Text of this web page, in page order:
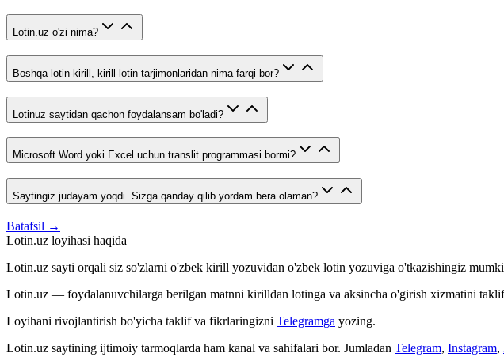
Lotin.uz o'zi nima?
Boshqa lotin-kirill, kirill-lotin tarjimonlaridan nima farqi bor?
Lotinuz saytidan qachon foydalansam bo'ladi?
Microsoft Word yoki Excel uchun translit programmasi bormi?
Saytingiz judayam yoqdi. Sizga qanday qilib yordam bera olaman?
Batafsil →
Lotin.uz loyihasi haqida
Lotin.uz sayti orqali siz so'zlarni o'zbek kirill yozuvidan o'zbek lotin yozuviga o'tkazishingiz
Lotin.uz — foydalanuvchilarga berilgan matnni kirilldan lotinga va aksincha o'girish xizmatini
Loyihani rivojlantirish bo'yicha taklif va fikrlaringizni Telegramga yozing.
Lotin.uz saytining ijtimoiy tarmoqlarda ham kanal va sahifalari bor. Jumladan Telegram, Instagram,